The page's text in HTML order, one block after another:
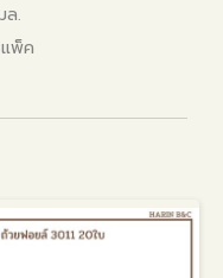
ล.
แพ็ค